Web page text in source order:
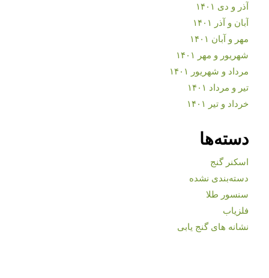
آذر و دی ۱۴۰۱
آبان و آذر ۱۴۰۱
مهر و آبان ۱۴۰۱
شهریور و مهر ۱۴۰۱
مرداد و شهریور ۱۴۰۱
تیر و مرداد ۱۴۰۱
خرداد و تیر ۱۴۰۱
دسته‌ها
اسکنر گنج
دسته‌بندی نشده
سنسور طلا
فلزیاب
نشانه های گنج یابی